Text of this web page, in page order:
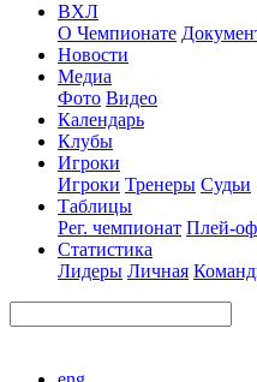
ВХЛ
О Чемпионате
Новости
Медиа
Фото Видео
Календарь
Клубы
Игроки
Игроки Тренеры Судьи
Таблицы
Рег. чемпионат Плей-
Статистика
Лидеры Личная